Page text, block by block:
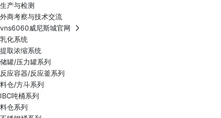
生产与检测
外商考察与技术交流
vns6060威尼斯城官网
乳化系统
提取浓缩系统
储罐/压力罐系列
反应容器/反应釜系列
料仓/方斗系列
IBC吨桶系列
料仓系列